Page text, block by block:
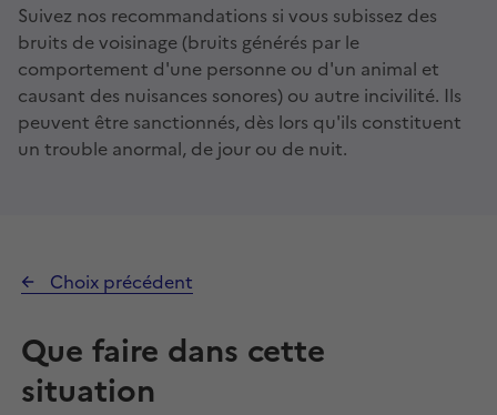
Suivez nos recommandations si vous subissez des
bruits de voisinage (bruits générés par le
comportement d'une personne ou d'un animal et
causant des nuisances sonores) ou autre incivilité. Ils
peuvent être sanctionnés, dès lors qu'ils constituent
un trouble anormal, de jour ou de nuit.
Choix précédent
Que faire dans cette
situation